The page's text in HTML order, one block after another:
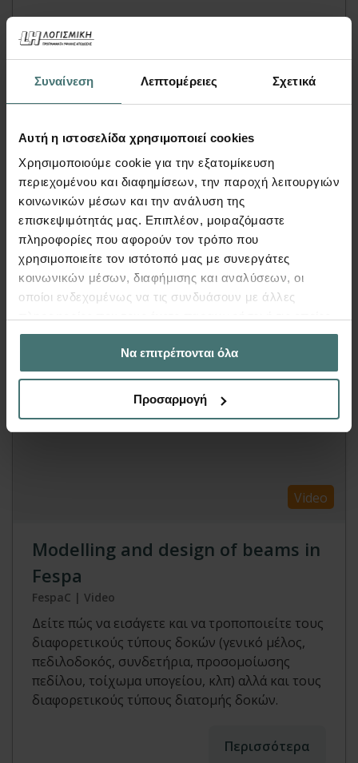
Συναίνεση Λεπτομέρειες Σχετικά
Αυτή η ιστοσελίδα χρησιμοποιεί cookies
Χρησιμοποιούμε cookie για την εξατομίκευση
περιεχομένου και διαφημίσεων, την παροχή λειτουργιών
κοινωνικών μέσων και την ανάλυση της
επισκεψιμότητάς μας. Επιπλέον, μοιραζόμαστε
πληροφορίες που αφορούν τον τρόπο που
χρησιμοποιείτε τον ιστότοπό μας με συνεργάτες
κοινωνικών μέσων, διαφήμισης και αναλύσεων, οι
οποίοι ενδεχομένως να τις συνδυάσουν με άλλες
έχουν συλλέξει σε σχέση με την από μέρους σας χρήση
των υπηρεσιών τους.Να επιτρέπονται όλα
Προσαρμογή
B-Design Interactive |
Eξελιγμένος, αυτόματος
σχεδιασμός δοκών
FespaC | Video
FespaC, αποτελεί ένα εξελιγμένο εργαλείο για
το σχεδιασμό και την όπλιση των δοκών καθώς
καθώς αντιμετωπίζει τη δοκοσειρά ως ενιαίο
σύνολο, βελτιστοποιώντας τη διάταξη των
οπλισμών...
Περισσότερα
Video
Modelling and design of beams in
Fespa
FespaC | Video
Δείτε πώς να εισάγετε και να τροποποιείτε τους
διαφορετικούς τύπους δοκών (γενικό μέλος,
πεδιλοδοκός, συνδετήρια, προσομοίωσης
πεδίλου, τοίχωμα υπογείου, κλπ) αλλά και τους
διαφορετικούς τύπους διατομής δοκών.
Περισσότερα